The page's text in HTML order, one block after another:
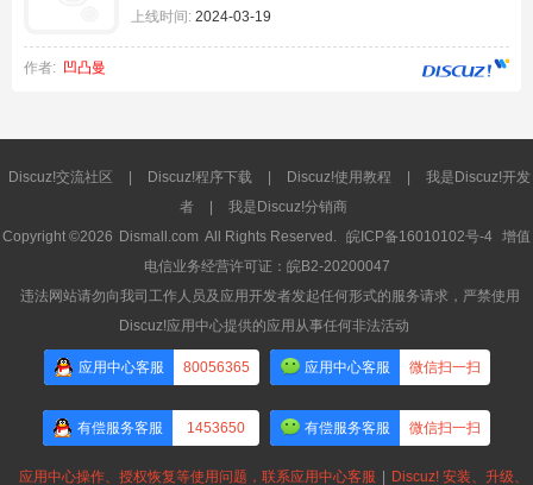
上线时间: 2024-03-19
作者: 凹凸曼
Discuz!交流社区 Discuz!程序下载 Discuz!使用教程
我是Discuz!开发
者
我是Discuz!分销商
Copyright ©2026 Dismall.com All Rights Reserved. 皖ICP备16010102号-4 增值
电信业务经营许可证：皖B2-20200047
违法网站请勿向我司工作人员及应用开发者发起任何形式的服务请求，严禁使用
Discuz!应用中心提供的应用从事任何非法活动
应用中心客服 80056365 应用中心客服 微信扫一扫
有偿服务客服 1453650 有偿服务客服 微信扫一扫
应用中心操作、授权恢复等使用问题，联系应用中心客服 Discuz! 安装、升级、